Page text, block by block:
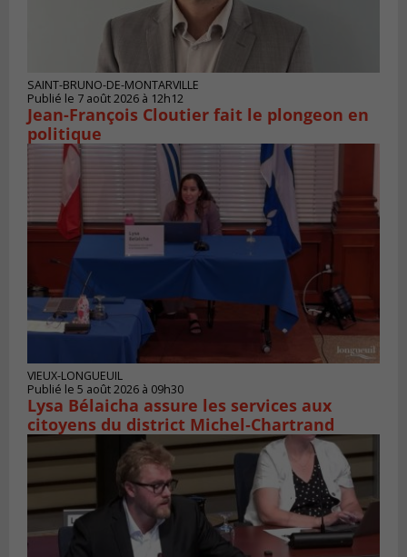
SAINT-BRUNO-DE-MONTARVILLE
Publié le 7 août 2026 à 12h12
Jean-François Cloutier fait le plongeon en
politique
VIEUX-LONGUEUIL
Publié le 5 août 2026 à 09h30
Lysa Bélaicha assure les services aux
citoyens du district Michel‑Chartrand